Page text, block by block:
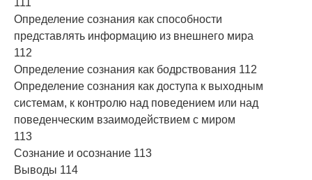
111
Определение сознания как способности
представлять информацию из внешнего мира
112
Определение сознания как бодрствования 112
Определение сознания как доступа к выходным
системам, к контролю над поведением или над
поведенческим взаимодействием с миром
113
Сознание и осознание 113
Выводы 114